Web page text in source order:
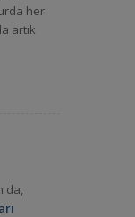
her
artık
da,